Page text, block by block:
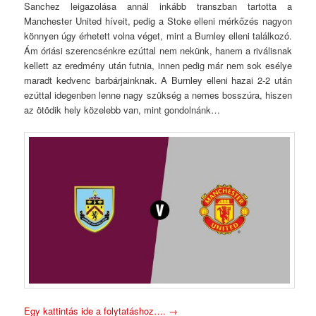
Sanchez leigazolása annál inkább transzban tartotta a
Manchester United híveit, pedig a Stoke elleni mérkőzés nagyon
könnyen úgy érhetett volna véget, mint a Burnley elleni találkozó.
Ám óriási szerencsénkre ezúttal nem nekünk, hanem a riválisnak
kellett az eredmény után futnia, innen pedig már nem sok esélye
maradt kedvenc barbárjainknak. A Burnley elleni hazai 2-2 után
ezúttal idegenben lenne nagy szükség a nemes bosszúra, hiszen
az ötödik hely közelebb van, mint gondolnánk…
Egy kattintás ide a folytatáshoz…. →